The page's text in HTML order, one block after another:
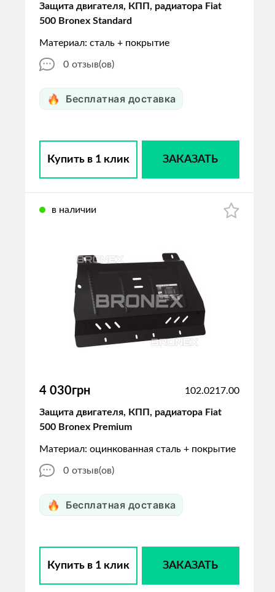
Защита двигателя, КПП, радиатора Fiat
500 Bronex Standard
Материал: сталь + покрытие
0 отзыв(ов)
Бесплатная доставка
Купить в 1 клик ЗАКАЗАТЬ
в наличии
4 030грн 102.0217.00
Защита двигателя, КПП, радиатора Fiat
500 Bronex Premium
Материал: оцинкованная сталь + покрытие
0 отзыв(ов)
Бесплатная доставка
Купить в 1 клик ЗАКАЗАТЬ